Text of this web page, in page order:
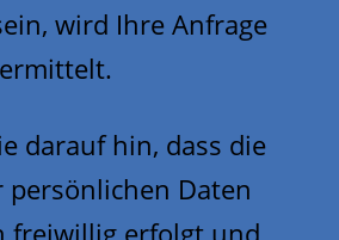
wird Ihre Anfrage
darauf hin, dass die
persönlichen Daten
freiwillig erfolgt und